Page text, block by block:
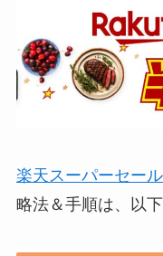
楽天スーパーセール
略法＆手順は、以